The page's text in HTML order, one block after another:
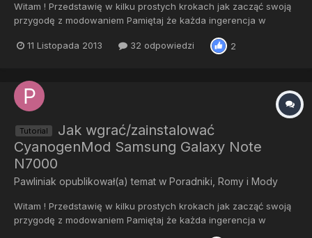
Witam ! Przedstawię w kilku prostych krokach jak zacząć swoją
przygodę z modowaniem Pamiętaj że każda ingerencja w
nie ponosimy odpowiedzialności za usterki. Co będzie
11 Listopada 2013 32 odpowiedzi 2
Tutorial
Jak wgrać/zainstalować
CyanogenMod Samsung Galaxy Note
N7000
Pawliniak opublikował(a) temat w Poradniki, Romy i Mody
Witam ! Przedstawię w kilku prostych krokach jak zacząć swoją
przygodę z modowaniem Pamiętaj że każda ingerencja w